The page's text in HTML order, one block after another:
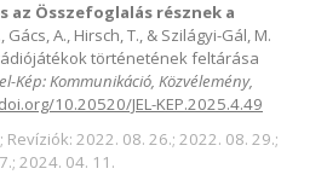
az Összefoglalás résznek a
Gács, A., Hirsch, T., & Szilágyi-Gál, M.
történetének feltárása
Kép: Kommunikáció, Közvélemény,
10.20520/JEL-KEP.2025.4.49
2022. 08. 26.; 2022. 08. 29.;
2024. 04. 11.